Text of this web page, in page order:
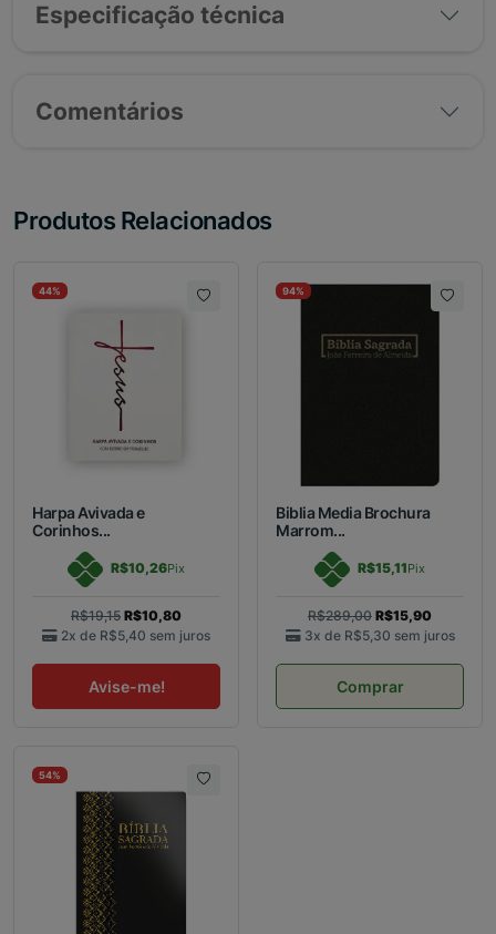
Especificação técnica
Comentários
Produtos Relacionados
44%
Harpa Avivada e
Corinhos...
R$10,26Pix
R$19,15 R$10,80
2x de R$5,40 sem juros
Avise-me!
94%
Biblia Media Brochura
Marrom...
R$15,11Pix
R$289,00 R$15,90
3x de R$5,30 sem juros
Comprar
54%